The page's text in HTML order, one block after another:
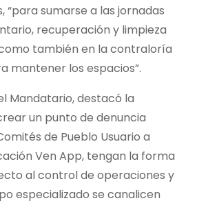
“para sumarse a las jornadas
recuperación y limpieza
también en la contraloría
mantener los espacios”.
Mandatario, destacó la
un punto de denuncia
de Pueblo Usuario a
Ven App, tengan la forma
al control de operaciones y
especializado se canalicen